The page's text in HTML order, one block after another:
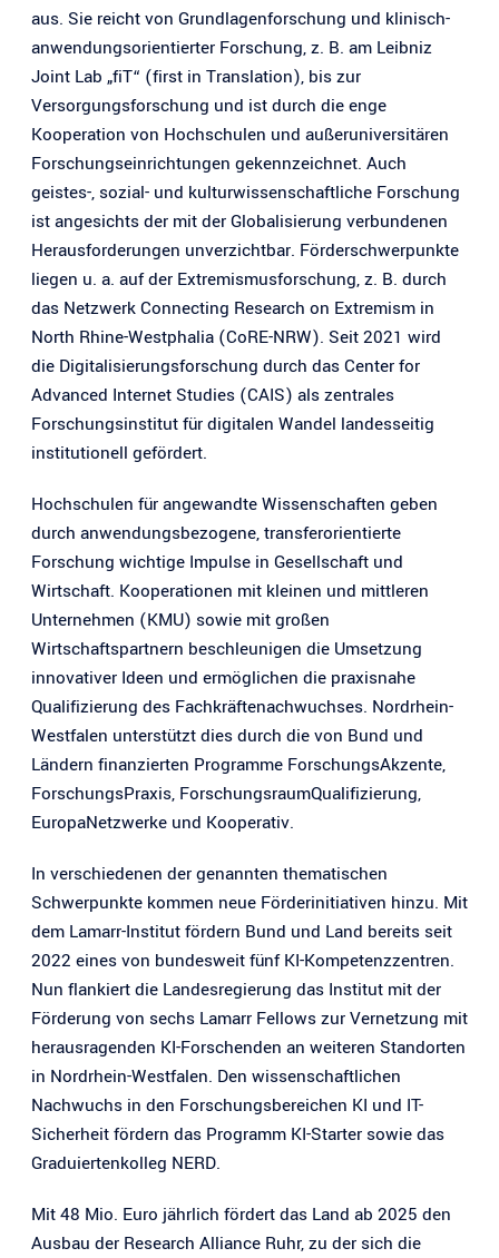
aus. Sie reicht von Grundlagenforschung und klinisch-
anwendungsorientierter Forschung, z. B. am Leibniz
Joint Lab „fiT“ (first in Translation), bis zur
Versorgungsforschung und ist durch die enge
Kooperation von Hochschulen und außeruniversitären
Forschungseinrichtungen gekennzeichnet. Auch
geistes-, sozial- und kulturwissenschaftliche Forschung
ist angesichts der mit der Globalisierung verbundenen
Herausforderungen unverzichtbar. Förderschwerpunkte
liegen u. a. auf der Extremismusforschung, z. B. durch
das Netzwerk Connecting Research on Extremism in
North Rhine-Westphalia (CoRE-NRW). Seit 2021 wird
die Digitalisierungsforschung durch das Center for
Advanced Internet Studies (CAIS) als zentrales
Forschungsinstitut für digitalen Wandel landesseitig
institutionell gefördert.
Hochschulen für angewandte Wissenschaften geben
durch anwendungsbezogene, transferorientierte
Forschung wichtige Impulse in Gesellschaft und
Wirtschaft. Kooperationen mit kleinen und mittleren
Unternehmen (KMU) sowie mit großen
Wirtschaftspartnern beschleunigen die Umsetzung
innovativer Ideen und ermöglichen die praxisnahe
Qualifizierung des Fachkräftenachwuchses. Nordrhein-
Westfalen unterstützt dies durch die von Bund und
Ländern finanzierten Programme ForschungsAkzente,
ForschungsPraxis, ForschungsraumQualifizierung,
EuropaNetzwerke und Kooperativ.
In verschiedenen der genannten thematischen
Schwerpunkte kommen neue Förderinitiativen hinzu. Mit
dem Lamarr-Institut fördern Bund und Land bereits seit
2022 eines von bundesweit fünf KI-Kompetenzzentren.
Nun flankiert die Landesregierung das Institut mit der
Förderung von sechs Lamarr Fellows zur Vernetzung mit
herausragenden KI-Forschenden an weiteren Standorten
in Nordrhein-Westfalen. Den wissenschaftlichen
Nachwuchs in den Forschungsbereichen KI und IT-
Sicherheit fördern das Programm KI-Starter sowie das
Graduiertenkolleg NERD.
Mit 48 Mio. Euro jährlich fördert das Land ab 2025 den
Ausbau der Research Alliance Ruhr, zu der sich die